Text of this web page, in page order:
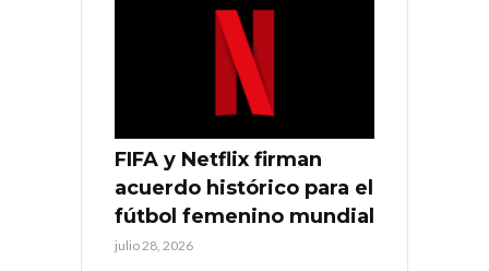
FIFA y Netflix firman
acuerdo histórico para el
fútbol femenino mundial
julio 28, 2026